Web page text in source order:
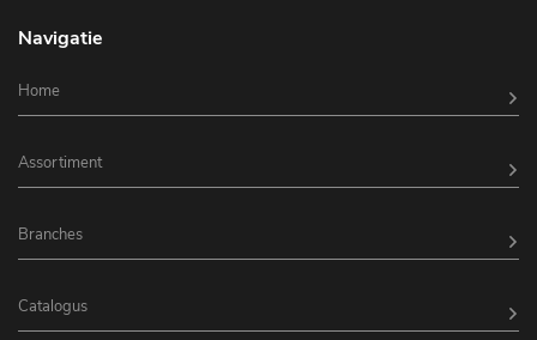
Navigatie
Home
Assortiment
Branches
Catalogus